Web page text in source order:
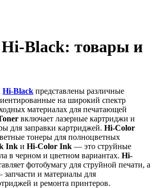
Black: товары и
Hi-Black представлены различные
на широкий спектр
материалах для печатающей
включает лазерные картриджи и
для заправки картриджей. Hi-Color
тонеры для полноцветных
Ink и Hi-Color Ink — это струйные
в черном и цветном вариантах. Hi-
фотобумагу для струйной печати, а
и материалы для
и ремонта принтеров.